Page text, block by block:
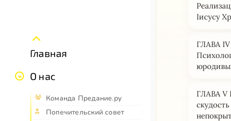
Главная
О нас
Команда Предание.ру
Попечительский совет
Іисусу
ГЛАВА IV
ГЛАВА V